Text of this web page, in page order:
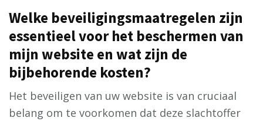
Welke beveiligingsmaatregelen zijn
essentieel voor het beschermen van
mijn website en wat zijn de
bijbehorende kosten?
Het beveiligen van uw website is van cruciaal
belang om te voorkomen dat deze slachtoffer